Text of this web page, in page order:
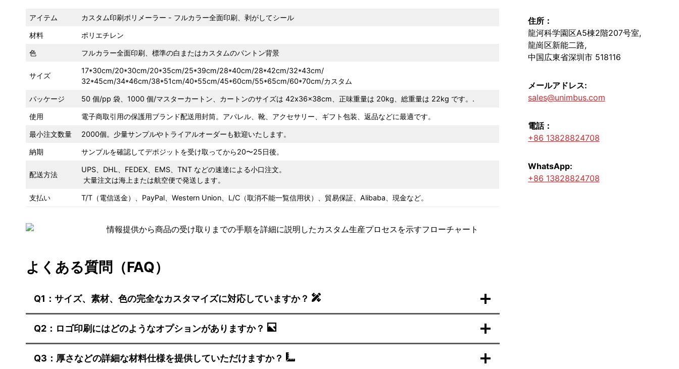
アイテム カスタム印刷ポリメーラー - フルカラー全面印刷、剥がしてシール
材料 ポリエチレン
色 フルカラー全面印刷、標準の白またはカスタムのパントン背景
サイズ
17*30cm/20*30cm/20*35cm/25*39cm/28*40cm/28*42cm/32*43cm/
32*45cm/34*46cm/38*51cm/40*55cm/45*60cm/55*65cm/60*70cm/カスタム
パッケージ 50 個/pp 袋、1000 個/マスターカートン、カートンのサイズは 42x36x38cm、正味重量は 20kg、総重量は 22kg です。.
使用 電子商取引用の保護用ブランド配送用封筒。アパレル、靴、アクセサリー、ギフト包装、返品などに最適です。
最小注文数量 2000個。少量サンプルやトライアルオーダーも歓迎いたします。
納期 サンプルを確認してデポジットを受け取ってから20〜25日後。
配送方法
UPS、DHL、FEDEX、EMS、TNT などの速達による小口注文。
大量注文は海上または航空便で発送します。
支払い T/T（電信送金）、PayPal、Western Union、L/C（取消不能一覧信用状）、貿易保証、Alibaba、現金など。
よくある質問（FAQ）
Q1：サイズ、素材、色の完全なカスタマイズに対応していますか？
Q2：ロゴ印刷にはどのようなオプションがありますか？
Q3：厚さなどの詳細な材料仕様を提供していただけますか？
住所：
龍河科学園区A5棟2階207号室,
龍崗区新能二路,
中国広東省深圳市 518116
メールアドレス:
sales@unimbus.com
電話：
+86 13828824708
WhatsApp:
+86 13828824708